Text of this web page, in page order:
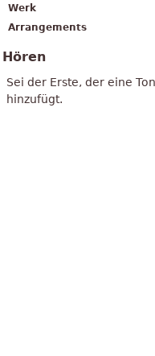
Werk
Arrangements
Hören
Sei der Erste, der eine
hinzufügt.